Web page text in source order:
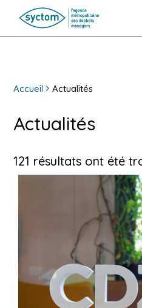
Accueil Actualités
Actualités
121 résultats ont été